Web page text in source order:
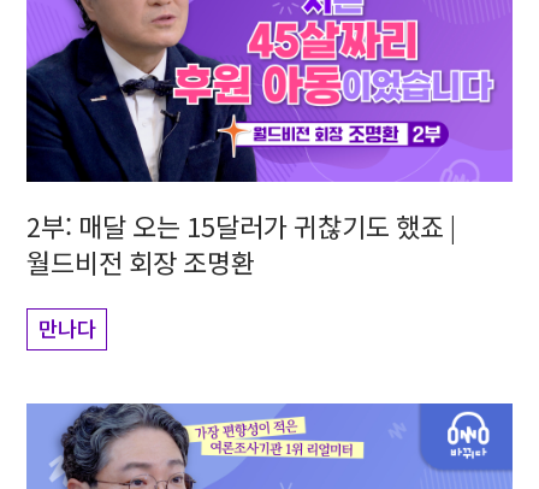
2부: 매달 오는 15달러가 귀찮기도 했죠 |
월드비전 회장 조명환
만나다